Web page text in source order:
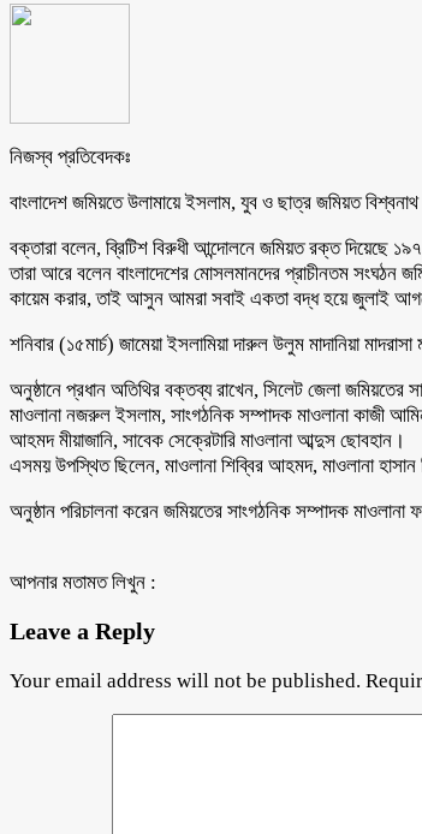
নিজস্ব প্রতিবেদকঃ
বাংলাদেশ জমিয়তে উলামায়ে ইসলাম, যুব ও ছাত্র জমিয়ত
বক্তারা বলেন, ব্রিটিশ বিরুধী আন্দোলনে জমিয়ত রক্ত দিয়েছে
তারা আরে বলেন বাংলাদেশের মোসলমানদের প্রাচীনতম সংঘঠন
কায়েম করার, তাই আসুন আমরা সবাই একতা বদ্ধ হয়ে জুলাই
শনিবার (১৫মার্চ) জামেয়া ইসলামিয়া দারুল উলুম মাদানিয়া
অনুষ্ঠানে প্রধান অতিথির বক্তব্য রাখেন, সিলেট জেলা জমিয়তের
মাওলানা নজরুল ইসলাম, সাংগঠনিক সম্পাদক মাওলানা কাজী
আহমদ মীয়াজানি, সাবেক সেক্রেটারি মাওলানা আব্দুস ছোবহান।
এসময় উপস্থিত ছিলেন, মাওলানা শিব্বির আহমদ, মাওলানা
অনুষ্ঠান পরিচালনা করেন জমিয়তের সাংগঠনিক সম্পাদক
আপনার মতামত লিখুন :
Leave a Reply
Your email address will not be published.